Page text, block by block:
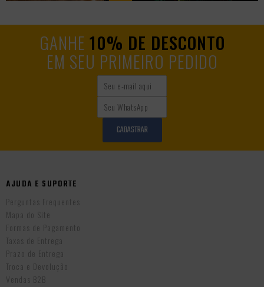
GANHE 10% DE DESCONTO
EM SEU PRIMEIRO PEDIDO
CADASTRAR
AJUDA E SUPORTE
Perguntas Frequentes
Mapa do Site
Formas de Pagamento
Taxas de Entrega
Prazo de Entrega
Troca e Devolução
Vendas B2B